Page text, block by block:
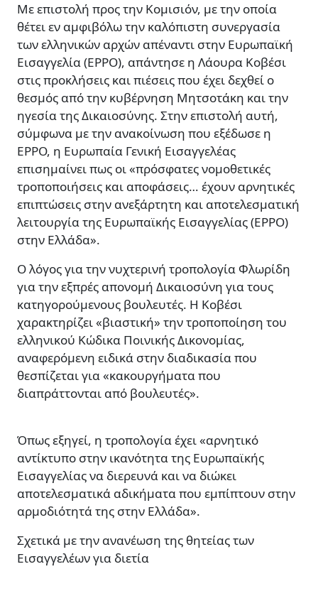
Με επιστολή προς την Κομισιόν, με την οποία
θέτει εν αμφιβόλω την καλόπιστη συνεργασία
των ελληνικών αρχών απέναντι στην Ευρωπαϊκή
Εισαγγελία (EPPO), απάντησε η Λάουρα Κοβέσι
στις προκλήσεις και πιέσεις που έχει δεχθεί ο
θεσμός από την κυβέρνηση Μητσοτάκη και την
ηγεσία της Δικαιοσύνης. Στην επιστολή αυτή,
σύμφωνα με την ανακοίνωση που εξέδωσε η
ΕPPO, η Ευρωπαία Γενική Εισαγγελέας
επισημαίνει πως οι «πρόσφατες νομοθετικές
τροποποιήσεις και αποφάσεις… έχουν αρνητικές
επιπτώσεις στην ανεξάρτητη και αποτελεσματική
λειτουργία της Ευρωπαϊκής Εισαγγελίας (EPPO)
στην Ελλάδα».
Ο λόγος για την νυχτερινή τροπολογία Φλωρίδη
για την εξπρές απονομή Δικαιοσύνη για τους
κατηγορούμενους βουλευτές. Η Κοβέσι
χαρακτηρίζει «βιαστική» την τροποποίηση του
ελληνικού Κώδικα Ποινικής Δικονομίας,
αναφερόμενη ειδικά στην διαδικασία που
θεσπίζεται για «κακουργήματα που
διαπράττονται από βουλευτές».
Όπως εξηγεί, η τροπολογία έχει «αρνητικό
αντίκτυπο στην ικανότητα της Ευρωπαϊκής
Εισαγγελίας να διερευνά και να διώκει
αποτελεσματικά αδικήματα που εμπίπτουν στην
αρμοδιότητά της στην Ελλάδα».
Σχετικά με την ανανέωση της θητείας των
Εισαγγελέων για διετία